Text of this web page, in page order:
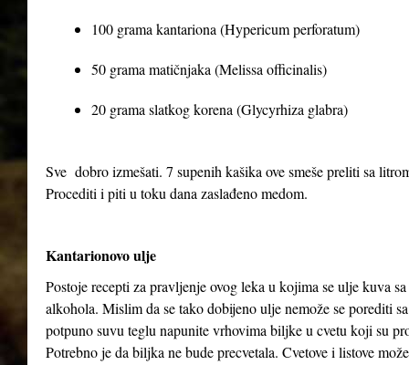
100 grama kantariona (Hypericum perforatum)
50 grama matičnjaka (Melissa officinalis)
20 grama slatkog korena (Glycyrhiza glabra)
Sve dobro izmešati. 7 supenih kašika ove smeše preliti sa
Procediti i piti u toku dana zaslađeno medom.
Kantarionovo ulje
Postoje recepti za pravljenje ovog leka u kojima se ulje kuva
alkohola. Mislim da se tako dobijeno ulje nemože se porediti
potpuno suvu teglu napunite vrhovima biljke u cvetu koji su
Potrebno je da biljka ne bude precvetala. Cvetove i listove